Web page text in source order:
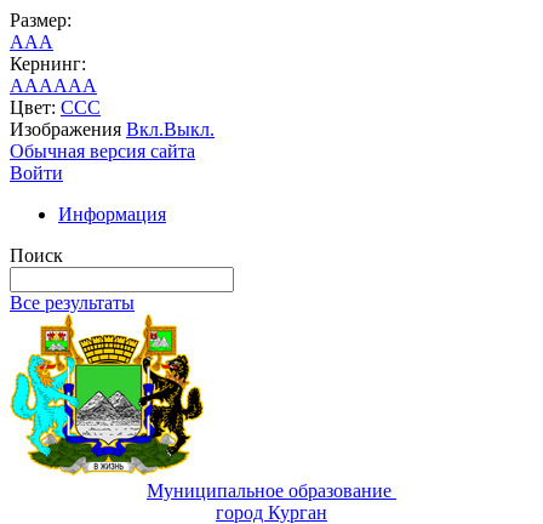
Размер:
AAA
Кернинг:
AAAAAA
Цвет: CCC
Изображения Вкл.Выкл.
Обычная версия сайта
Войти
Информация
Поиск
Все результаты
Муниципальное образование
город Курган